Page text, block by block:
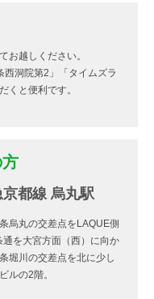
お越しください。
西洞院第2」「タイムズラ
くと便利です。
都線 烏丸駅
烏丸の交差点をLAQUE側
を大宮方面（西）に向か
堀川の交差点を北に少し
ルの2階。